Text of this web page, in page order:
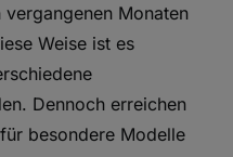
Monaten
Weise ist es
Dennoch erreichen
besondere Modelle